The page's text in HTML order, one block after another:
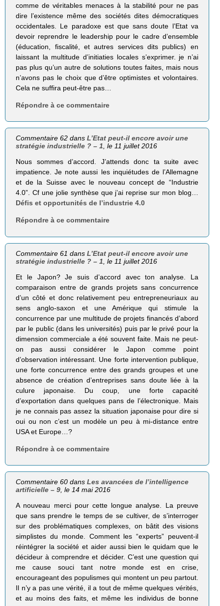
comme de véritables menaces à la stabilité pour ne pas
dire l’existence même des sociétés dites démocratiques
occidentales. Le paradoxe est que sans doute l’Etat va
devoir reprendre le leadership pour le cadre d’ensemble
(éducation, fiscalité, et autres services dits publics) en
laissant la multitude d’initiaties locales s’exprimer. je n’ai
pas plus qu’un autre de solutions toutes faites, mais nous
n’avons pas le choix que d’être optimistes et volontaires.
Cela ne suffira peut-être pas…
Répondre à ce commentaire
Commentaire 62 dansL’Etat peut-il encore avoir une
stratégie industrielle ? – 1, le 11 juillet 2016
Nous sommes d’accord. J’attends donc ta suite avec
impatience. Je note aussi les inquiétudes de l’Allemagne
et de la Suisse avec le nouveau concept de “Industrie
4.0”. Cf une jolie synthèse que j’ai reprise sur mon blog…
Défis et opportunités de l’industrie 4.0
Répondre à ce commentaire
Commentaire 61 dansL’Etat peut-il encore avoir une
stratégie industrielle ? – 1 , le 11 juillet 2016
Et le Japon? Je suis d’accord avec ton analyse. La
comparaison entre de grands projets sans concurrence
d’un côté et donc relativement peu entrepreneuriaux au
sens anglo-saxon et une Amérique qui stimule la
concurrence par une multitude de projets financés d’abord
par le public (dans les universités) puis par le privé pour la
dimension commerciale a été souvent faite. Mais ne peut-
on pas aussi considérer le Japon comme point
d’observation intéressant. Une forte intervention publique,
une forte concurrence entre des grands groupes et une
absence de création d’entreprises sans doute liée à la
culure japonaise. Du coup, une forte capacité
d’exportation dans quelques pans de l’électronique. Mais
je ne connais pas assez la situation japonaise pour dire si
oui ou non c’est un modèle un peu à mi-distance entre
USA et Europe…?
Répondre à ce commentaire
Commentaire 60 dansLes avancées de l’intelligence
artificielle – 9 , le 14 mai 2016
A nouveau merci pour cette longue analyse. La preuve
que sans prendre le temps de se cultiver, de s’interroger
sur des problématiques complexes, on bâtit des visions
simplistes du monde. Comment les “experts” peuvent-il
réintégrer la société et aider aussi bien le quidam que le
décideur à comprendre et décider. C’est une question qui
me cause souci tant notre monde est en crise,
encourageant des populismes qui montent un peu partout.
Il n’y a pas une vérité, il a tout de même quelques vérités,
et au moins des faits, et même les individus de bonne